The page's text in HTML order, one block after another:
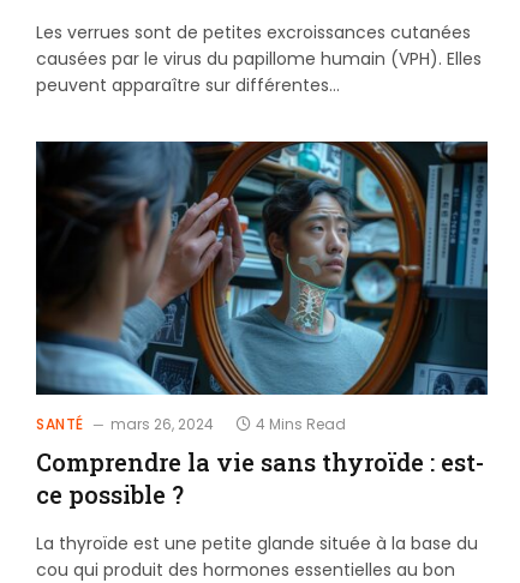
Les verrues sont de petites excroissances cutanées
causées par le virus du papillome humain (VPH). Elles
peuvent apparaître sur différentes…
SANTÉ mars 26, 2024 4 Mins Read
Comprendre la vie sans thyroïde : est-
ce possible ?
La thyroïde est une petite glande située à la base du
cou qui produit des hormones essentielles au bon